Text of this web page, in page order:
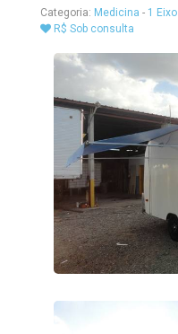
Categoria: Medicina - 1 Eixo
R$ Sob consulta